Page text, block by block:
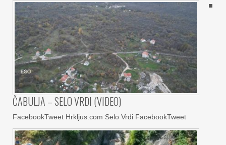
ČABULJA – SELO VRDI (VIDEO)
FacebookTweet Hrkljus.com Selo Vrdi FacebookTweet